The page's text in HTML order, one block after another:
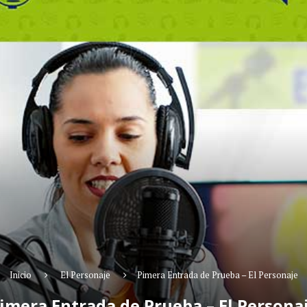
Inicio El Personaje Pimera Entrada de Prueba – El Personaje